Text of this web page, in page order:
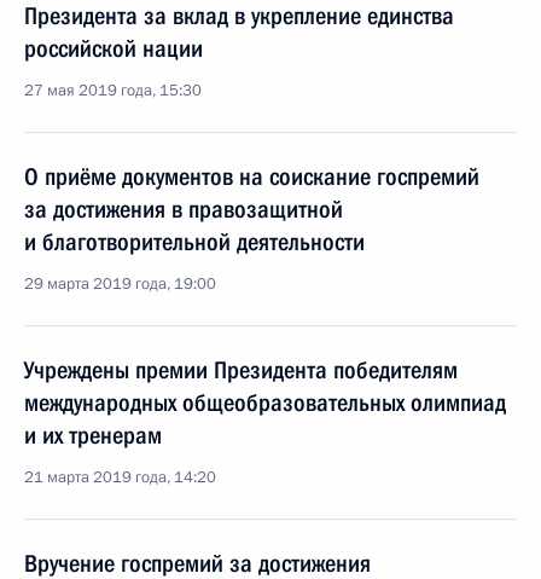
Президента за вклад в укрепление единства
российской нации
27 мая 2019 года, 15:30
О приёме документов на соискание госпремий
за достижения в правозащитной
и благотворительной деятельности
29 марта 2019 года, 19:00
Учреждены премии Президента победителям
международных общеобразовательных олимпиад
и их тренерам
21 марта 2019 года, 14:20
Вручение госпремий за достижения